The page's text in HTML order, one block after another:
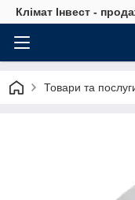
Клімат Інвест -
Товари та